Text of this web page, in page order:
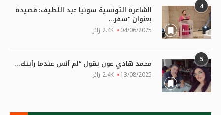
4 الشاعرة التونسية سونيا عبد اللطيف: قصيدة
بعنوان “سفر...
04/06/2025 2.4K زائر
5 محمد هادي عون يقول “لم أنس عندما رأيتك...
13/08/2025 2.4K زائر